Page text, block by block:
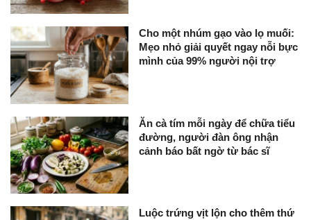
Cho một nhúm gạo vào lọ muối:
Mẹo nhỏ giải quyết ngay nỗi bực
mình của 99% người nội trợ
Ăn cà tím mỗi ngày để chữa tiểu
đường, người đàn ông nhận
cảnh báo bất ngờ từ bác sĩ
Luộc trứng vịt lộn cho thêm thứ